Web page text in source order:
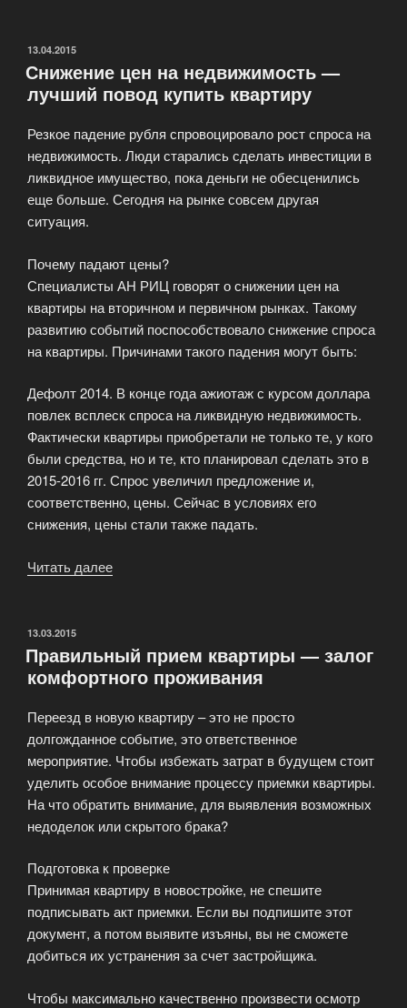
ОПУБЛИКОВАНО
13.04.2015
Снижение цен на недвижимость —
лучший повод купить квартиру
Резкое падение рубля спровоцировало рост спроса на
недвижимость. Люди старались сделать инвестиции в
ликвидное имущество, пока деньги не обесценились
еще больше. Сегодня на рынке совсем другая
ситуация.
Почему падают цены?
Специалисты АН РИЦ говорят о снижении цен на
квартиры на вторичном и первичном рынках. Такому
развитию событий поспособствовало снижение спроса
на квартиры. Причинами такого падения могут быть:
Дефолт 2014. В конце года ажиотаж с курсом доллара
повлек всплеск спроса на ликвидную недвижимость.
Фактически квартиры приобретали не только те, у кого
были средства, но и те, кто планировал сделать это в
2015-2016 гг. Спрос увеличил предложение и,
соответственно, цены. Сейчас в условиях его
снижения, цены стали также падать.
Читать далее
—
лучший
купить
квартиру»
ОПУБЛИКОВАНО
13.03.2015
Правильный прием квартиры — залог
комфортного проживания
Переезд в новую квартиру – это не просто
долгожданное событие, это ответственное
мероприятие. Чтобы избежать затрат в будущем стоит
уделить особое внимание процессу приемки квартиры.
На что обратить внимание, для выявления возможных
недоделок или скрытого брака?
Подготовка к проверке
Принимая квартиру в новостройке, не спешите
подписывать акт приемки. Если вы подпишите этот
документ, а потом выявите изъяны, вы не сможете
добиться их устранения за счет застройщика.
Чтобы максимально качественно произвести осмотр